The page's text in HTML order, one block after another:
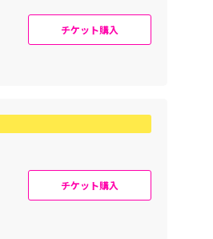
チケット購入
チケット購入